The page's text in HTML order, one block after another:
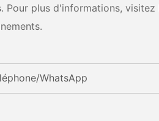
Pour plus d'informations, visitez
WhatsApp